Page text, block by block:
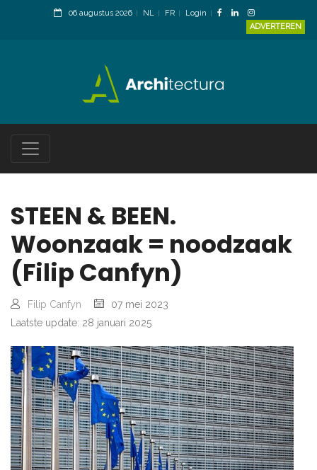
06 augustus 2026 NL FR
Login
ADVERTEREN
STEEN & BEEN.
Woonzaak = noodzaak
(Filip Canfyn)
Filip Canfyn
07 mei 2023
Laatste update: 28 januari 2025